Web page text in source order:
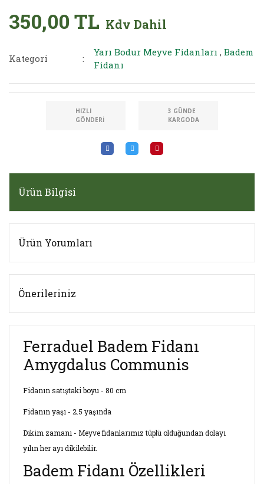
350,00 TL Kdv Dahil
Kategori
Yarı Bodur Meyve Fidanları ,Badem
Fidanı
HIZLI
GÖNDERI
3 GÜNDE
KARGODA
Ürün Bilgisi
Ürün Yorumları
Önerileriniz
Ferraduel Badem Fidanı
Amygdalus Communis
Fidanın satıştaki boyu - 80 cm
Fidanın yaşı - 2.5 yaşında
Dikim zamanı - Meyve fidanlarımız tüplü olduğundan dolayı
yılın her ayı dikilebilir.
Badem Fidanı Özellikleri